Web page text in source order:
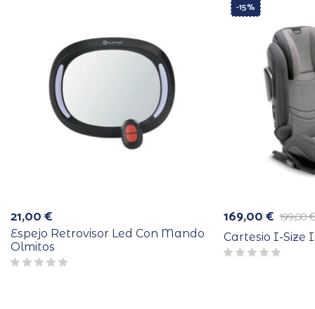
21,00€
Espejo Retrovisor Led Con Mando
Olmitos
-15%
199,00€
El
precio
original
era:
169,00€
El
precio
actual
es:
Cartesio I-Size